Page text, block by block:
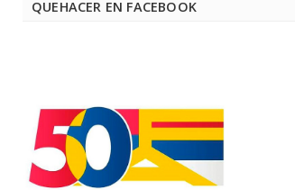
QUEHACER EN FACEBOOK